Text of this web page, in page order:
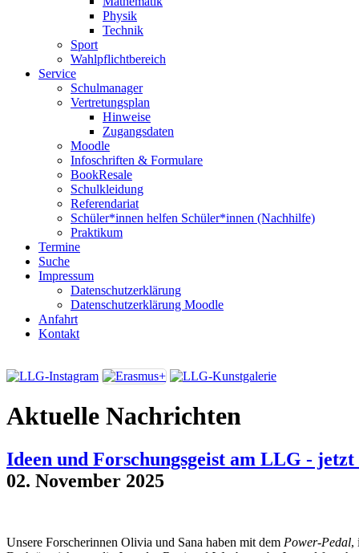
Physik
Technik
Sport
Wahlpflichtbereich
Service
Schulmanager
Vertretungsplan
Hinweise
Zugangsdaten
Moodle
Infoschriften & Formulare
BookResale
Schulkleidung
Referendariat
Schüler*innen helfen Schüler*innen (Nachhilfe)
Praktikum
Termine
Suche
Impressum
Datenschutzerklärung
Datenschutzerklärung Moodle
Anfahrt
Kontakt
Aktuelle Nachrichten
Ideen und Forschungsgeist am LLG -
02. November 2025
Unsere Forscherinnen Olivia und Sana haben mit dem Power-Pedal,